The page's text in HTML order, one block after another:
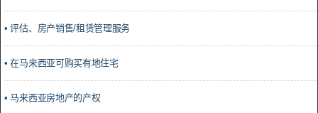
• 评估、房产销售/租赁管理服务
• 在马来西亚可购买有地住宅
• 马来西亚房地产的产权